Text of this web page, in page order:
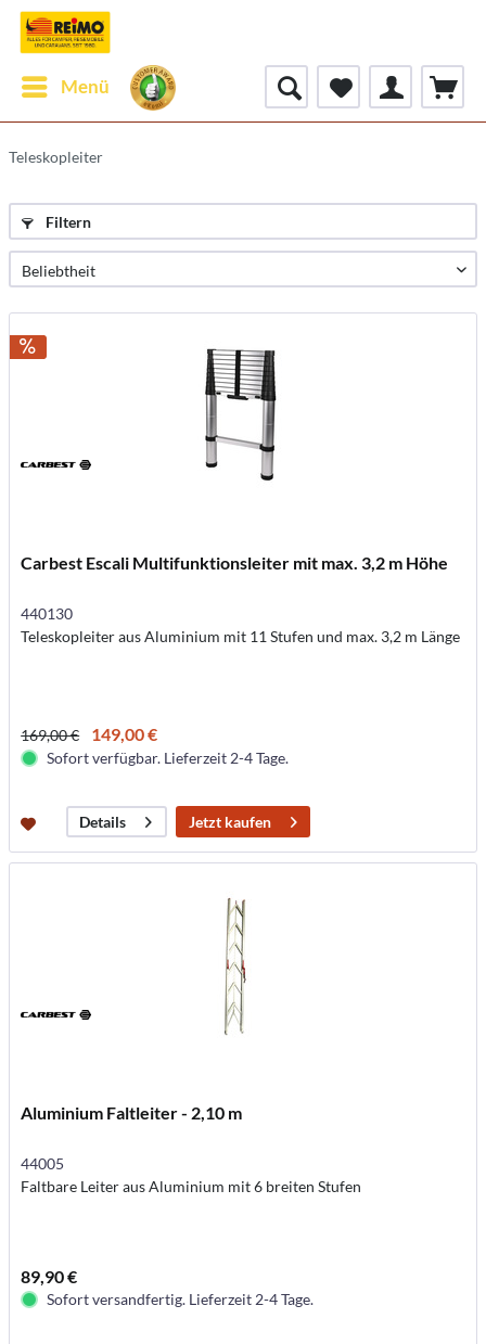
Menü
Teleskopleiter
Filtern
Carbest Escali Multifunktionsleiter mit max. 3,2 m Höhe
440130
Teleskopleiter aus Aluminium mit 11 Stufen und max. 3,2 m Länge
169,00 € 149,00 €
Sofort verfügbar. Lieferzeit 2-4 Tage.
Details Jetzt kaufen
Aluminium Faltleiter - 2,10 m
44005
Faltbare Leiter aus Aluminium mit 6 breiten Stufen
89,90 €
Sofort versandfertig. Lieferzeit 2-4 Tage.